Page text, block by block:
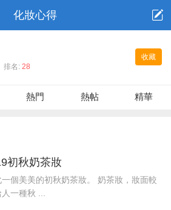
化妝心得
收藏
排名: 28
熱門 熱帖 精華
初秋奶茶妝
個美美的初秋奶茶妝。 奶茶妝，妝面較
一種秋 ...